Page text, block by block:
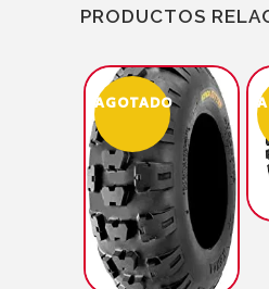
PRODUCTOS
AGOTADO